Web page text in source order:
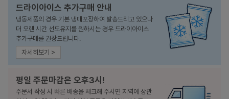
드라이아이스 추가구매 안내
냉동제품의 경우 기본 냉매포장하여 발송드리고 있으나
더 오랜 시간 선도유지를 원하시는 경우 드라이아이스
추가구매를 권장드립니다.
자세히보기 >
평일 주문마감은 오후3시!
주문서 작성 시 빠른 배송을 체크해 주시면 지역에 상관